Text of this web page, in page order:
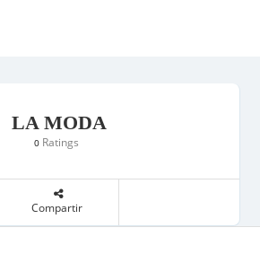
LA MODA
0 Ratings
Compartir